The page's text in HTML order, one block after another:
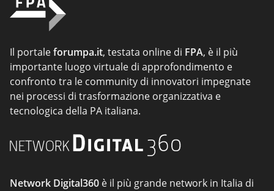
Il portaleforumpa.it, testata online di FPA, è il più
importante luogo virtuale di approfondimento e
confronto tra le community di innovatori impegnate
nei processi di trasformazione organizzativa e
tecnologica della PA italiana.
Network Digital360 è il più grande network in Italia di